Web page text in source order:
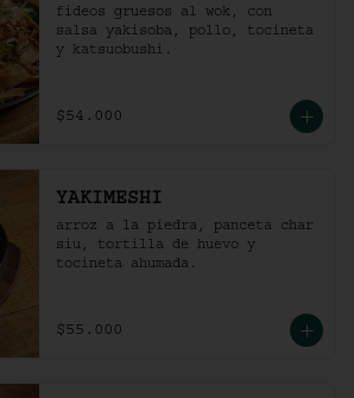
fideos gruesos al wok, con
salsa yakisoba, pollo, tocineta
y katsuobushi.
$54.000
YAKIMESHI
arroz a la piedra, panceta char
siu, tortilla de huevo y
tocineta ahumada.
$55.000